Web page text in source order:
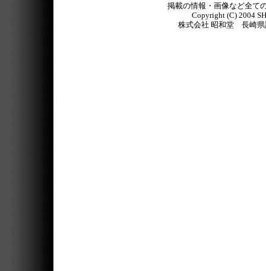
掲載の情報・画像など全て
Copyright (C) 2004
株式会社 昭和堂 長崎県